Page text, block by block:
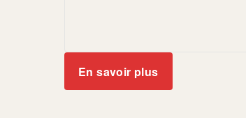
En savoir plus